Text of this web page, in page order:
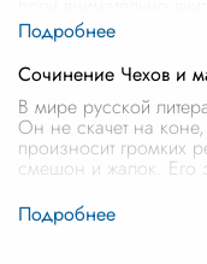
Сочинение Чехов и
В мире русской
Он не скачет на
произносит громких
смешон и жалок. Его